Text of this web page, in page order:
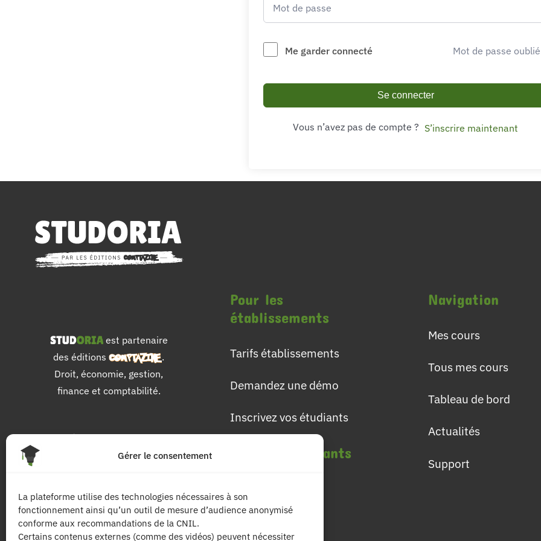
Gérer le consentement
La plateforme utilise des technologies nécessaires à son
fonctionnement ainsi qu’un outil de mesure d’audience anonymisé
conforme aux recommandations de la CNIL.
Certains contenus externes (comme des vidéos) peuvent nécessiter
Me garder connecté Mot de passe
Se connecter
Vous n’avez pas de compte ? S’inscrire maintenant
est partenaire
des éditions
.
Droit, économie, gestion,
finance et comptabilité.
Pour les
établissements
Tarifs établissements
Demandez une démo
Inscrivez vos étudiants
Pour les étudiants
Navigation
Mes cours
Tous mes cours
Tableau de bord
Actualités
Support